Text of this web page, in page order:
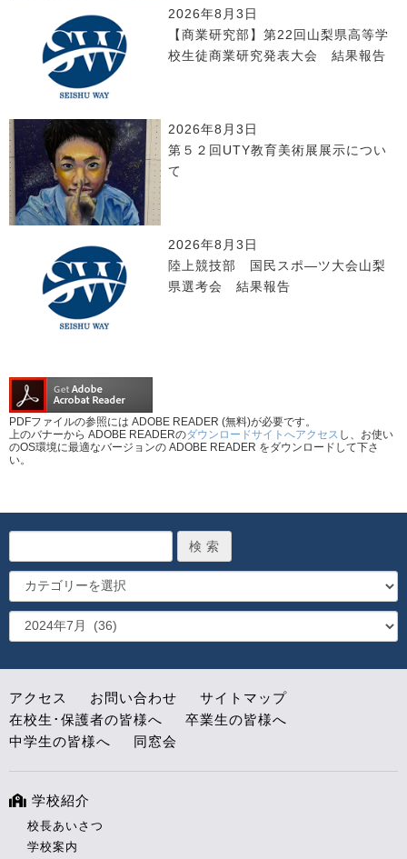
2026年8月3日
【商業研究部】第22回山梨県高等学
校生徒商業研究発表大会 結果報告
2026年8月3日
第５２回UTY教育美術展展示につい
て
2026年8月3日
陸上競技部 国民スポ―ツ大会山梨
県選考会 結果報告
PDFファイルの参照には ADOBE READER (無料)が必要です。
上のバナーから ADOBE READERのダウンロードサイトへアクセス し、お使い
のOS環境に最適なバージョンの ADOBE READER をダウンロードして下さ
い。
アクセス お問い合わせ
サイトマップ
在校生･保護者の皆様へ
卒業生の皆様へ
中学生の皆様へ
同窓会
学校紹介
校長あいさつ
学校案内